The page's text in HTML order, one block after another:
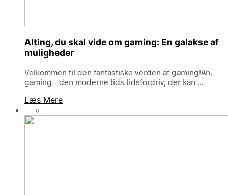
Alting, du skal vide om gaming: En galakse af
muligheder
Velkommen til den fantastiske verden af gaming!Ah,
gaming – den moderne tids tidsfordriv, der kan ...
Læs Mere